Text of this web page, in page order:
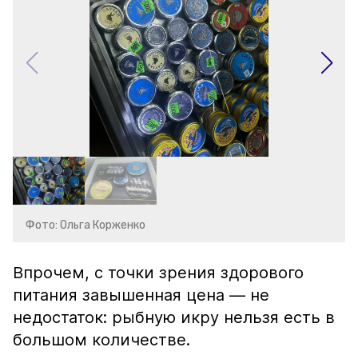
Фото: Ольга Корженко
Впрочем, с точки зрения здорового
питания завышенная цена — не
недостаток: рыбную икру нельзя есть в
большом количестве.